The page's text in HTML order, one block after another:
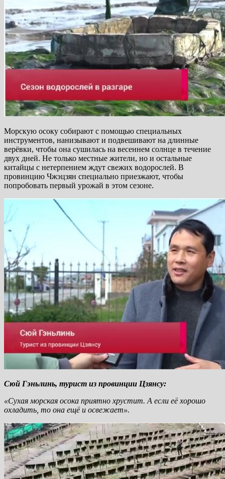
Морскую осоку собирают с помощью специальных
инструментов, нанизывают и подвешивают на длинные
верёвки, чтобы она сушилась на весеннем солнце в течение
двух дней. Не только местные жители, но и остальные
китайцы с нетерпением ждут свежих водорослей. В
провинцию Чжэцзян специально приезжают, чтобы
попробовать первый урожай в этом сезоне.
Сюй Гэньлинь, турист из провинции Цзянсу:
«Сухая морская осока приятно хрустит. А если её хорошо
охладить, то она ещё и освежает».